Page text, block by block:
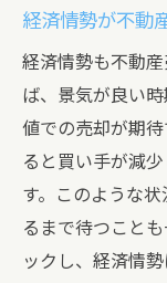
経済情勢が不動
経済情勢も不動
ば、景気が良い
値での売却が期
ると買い手が減
す。このような
るまで待つこと
ックし、経済情